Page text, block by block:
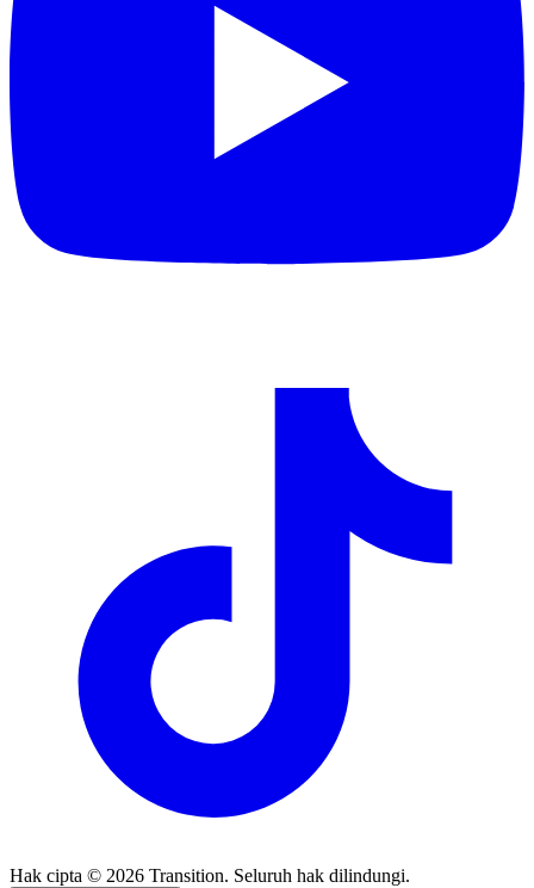
Hak cipta © 2026 Transition. Seluruh hak dilindungi.